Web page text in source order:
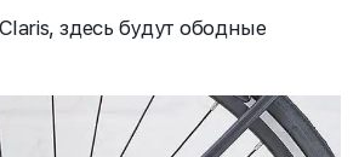
здесь будут ободные